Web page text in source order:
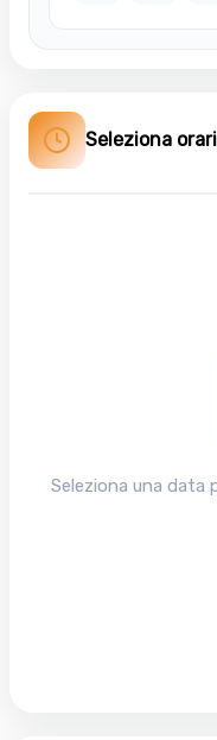
Seleziona
Seleziona una data